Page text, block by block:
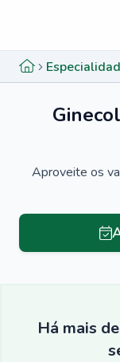
Aproveite os
Há mais